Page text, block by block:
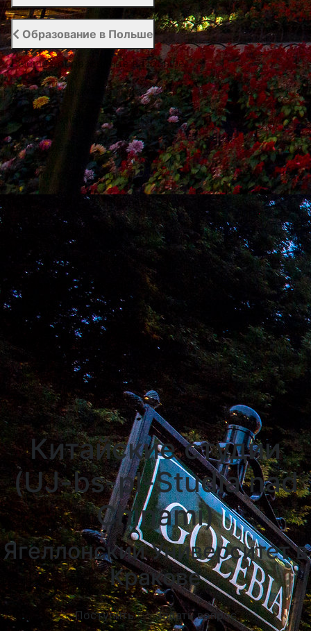
Образование в Польше
Высшее образование в Польше
Курсы польского языка
Курсы английского языка
Абитуриенту
Каталог общежитий
Университеты Варшавы
Университеты Вроцлава
Университеты Люблина
Университеты Лодзи
Университеты Кракова
Университеты Познани
Университеты в Катовицах
Университеты в Гданску
Китайские студии
(UJ-bs-pl-Studia nad
Chinami)
Ягеллонский Университет в
Кракове
Поступить Задать вопрос